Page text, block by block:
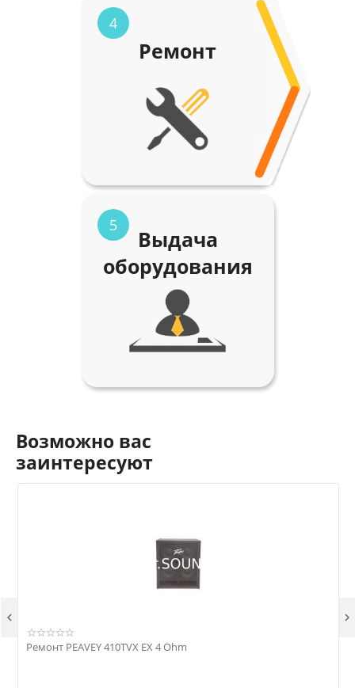
4
Ремонт
5
Выдача
оборудования
Возможно вас
заинтересуют
Ремонт PEAVEY 410TVX EX 4 Ohm
 